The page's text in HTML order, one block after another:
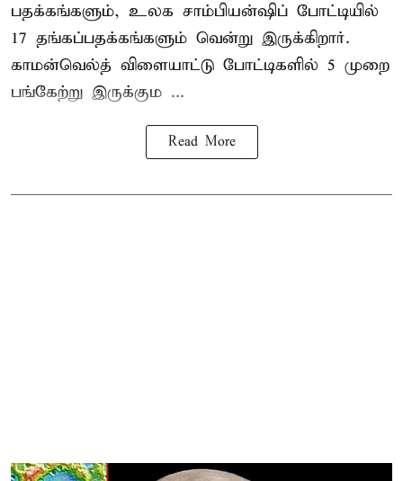
பதக்கங்களும், உலக சாம்பியன்ஷிப் போட்டியில்
17 தங்கப்பதக்கங்களும் வென்று இருக்கிறார்.
காமன்வெல்த் விளையாட்டு போட்டிகளில் 5 முறை
பங்கேற்று இருக்கும ...
Read More